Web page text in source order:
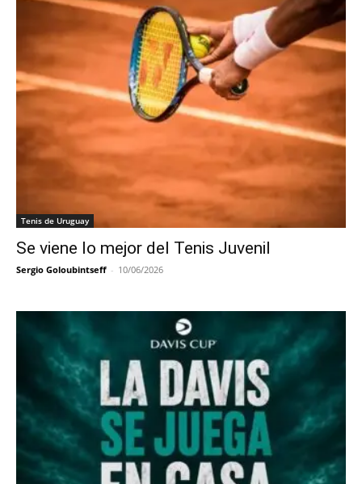
Tenis de Uruguay
Se viene lo mejor del Tenis Juvenil
Sergio Goloubintseff - 10/06/2026